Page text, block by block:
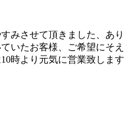
みさせて頂きました、あり
いたお客様、ご希望にそえ
時より元気に営業致します